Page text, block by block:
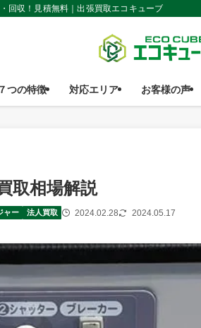
回収！見積無料｜出張買取エコキューブ
つの特徴 対応エリア お客様の声
取相場解説
ャー 法人買取 2024.02.28 2024.05.17